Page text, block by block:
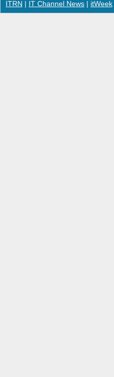
ITRN IT Channel News itWeek